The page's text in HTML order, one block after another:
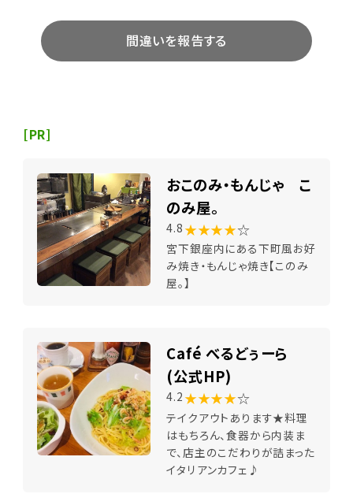
間違いを報告する
[PR]
おこのみ・もんじゃ こ
のみ屋。
4.8 ★★★★☆
宮下銀座内にある下町風お好
み焼き・もんじゃ焼き【このみ
屋。】
Café べるどぅーら
(公式HP)
4.2 ★★★★☆
テイクアウトあります★料理
はもちろん、食器から内装ま
で、店主のこだわりが詰まった
イタリアンカフェ♪